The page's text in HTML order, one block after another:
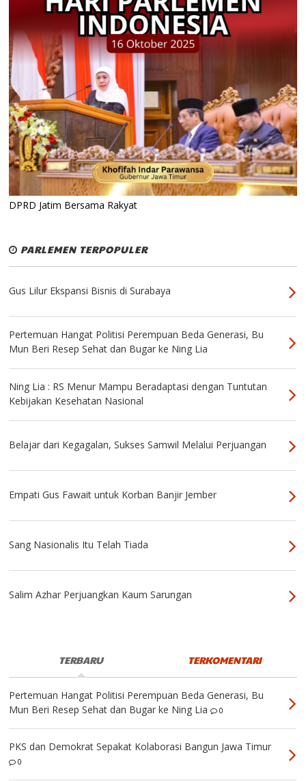
DPRD Jatim Bersama Rakyat
PARLEMEN TERPOPULER
Gus Lilur Ekspansi Bisnis di Surabaya
Pertemuan Hangat Politisi Perempuan Beda Generasi, Bu
Mun Beri Resep Sehat dan Bugar ke Ning Lia
Ning Lia : RS Menur Mampu Beradaptasi dengan Tuntutan
Kebijakan Kesehatan Nasional
Belajar dari Kegagalan, Sukses Samwil Melalui Perjuangan
Empati Gus Fawait untuk Korban Banjir Jember
Sang Nasionalis Itu Telah Tiada
Salim Azhar Perjuangkan Kaum Sarungan
TERBARU TERKOMENTARI
Pertemuan Hangat Politisi Perempuan Beda Generasi, Bu
Mun Beri Resep Sehat dan Bugar ke Ning Lia
0
PKS dan Demokrat Sepakat Kolaborasi Bangun Jawa Timur
0